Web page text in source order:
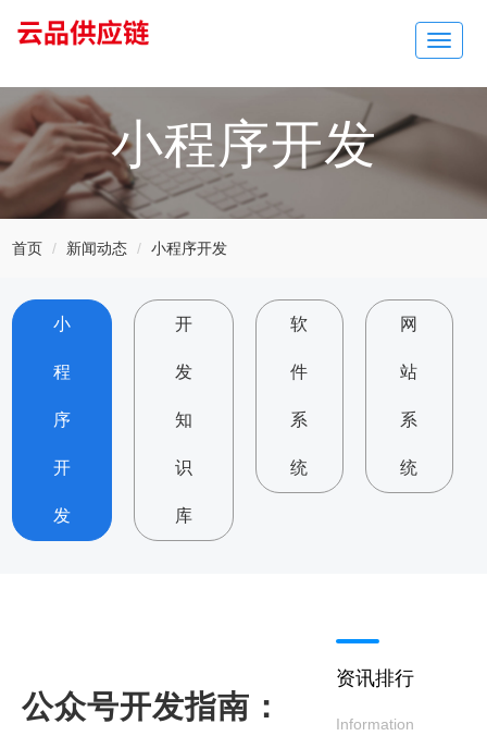
Toggle
小程序开发
首页 新闻动态 小程序开发
小
程
序
开
发
开
发
知
识
库
软
件
系
统
网
站
系
统
公众号开发指南：
资讯排行
Information